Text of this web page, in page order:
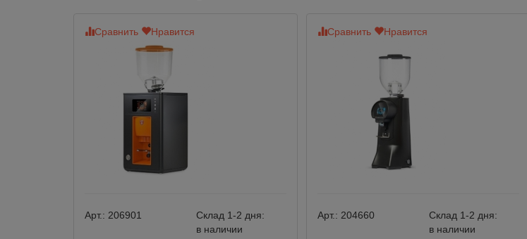
Сравнить Нравится
Арт.: 206901
Склад 1-2 дня:
в наличии
Сравнить Нравится
Арт.: 204660
Склад 1-2 дня:
в наличии